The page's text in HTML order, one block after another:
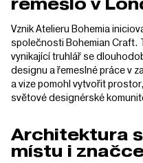
Vznik Atelieru Bohemia
společnosti Bohemian Craft.
vynikající truhlář se
designu a řemeslné práce v
a vize pomohl vytvořit
světové designérské
Architektura
místu i